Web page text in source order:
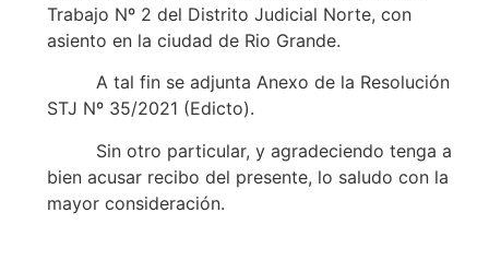
Trabajo Nº 2 del Distrito Judicial Norte, con
asiento en la ciudad de Rio Grande.
A tal fin se adjunta Anexo de la Resolución
STJ Nº 35/2021 (Edicto).
Sin otro particular, y agradeciendo tenga a
bien acusar recibo del presente, lo saludo con la
mayor consideración.